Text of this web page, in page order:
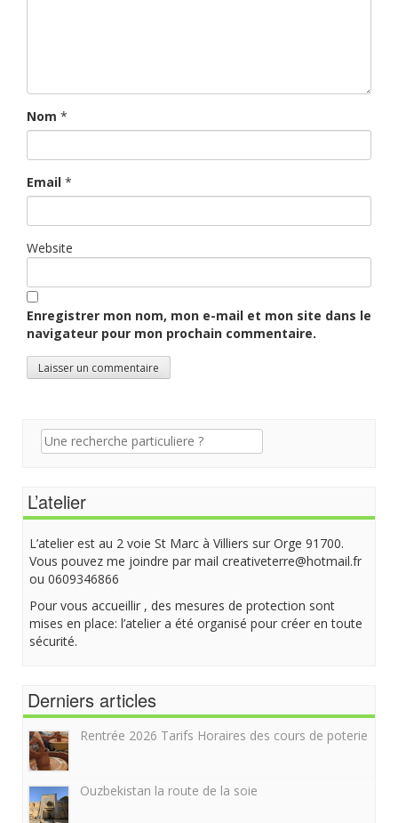
Nom *
Email *
Website
Enregistrer mon nom, mon e-mail et mon site dans le
navigateur pour mon prochain commentaire.
Recherche
pour:
L’atelier
L’atelier est au 2 voie St Marc à Villiers sur Orge 91700.
Vous pouvez me joindre par mail creativeterre@hotmail.fr
ou 0609346866
Pour vous accueillir , des mesures de protection sont
mises en place: l’atelier a été organisé pour créer en toute
sécurité.
Derniers articles
Rentrée 2026 Tarifs Horaires des cours de poterie
Ouzbekistan la route de la soie